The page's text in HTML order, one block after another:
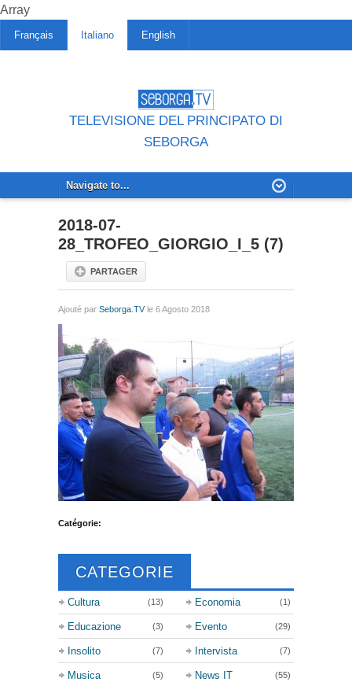
Array
Français Italiano English
TELEVISIONE DEL PRINCIPATO DI
SEBORGA
2018-07-
28_TROFEO_GIORGIO_I_5 (7)
PARTAGER
Ajouté par Seborga.TV le 6 Agosto 2018
Catégorie:
CATEGORIE
Cultura (13) Economia (1)
Educazione (3) Evento (29)
Insolito (7) Intervista (7)
Musica (5) News IT (55)